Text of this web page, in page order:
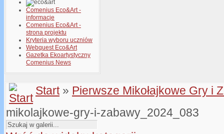
Comenius Eco&Art -
informacje
Comenius Eco&Art -
strona projektu
Kryteria wyboru uczniów
Webquest Eco&Art
Gazetka Ekoartystyczny
Comenius News
Start» Pierwsze Mikołajkowe Gry i
mikolajkowe-gry-i-zabawy_2024_083